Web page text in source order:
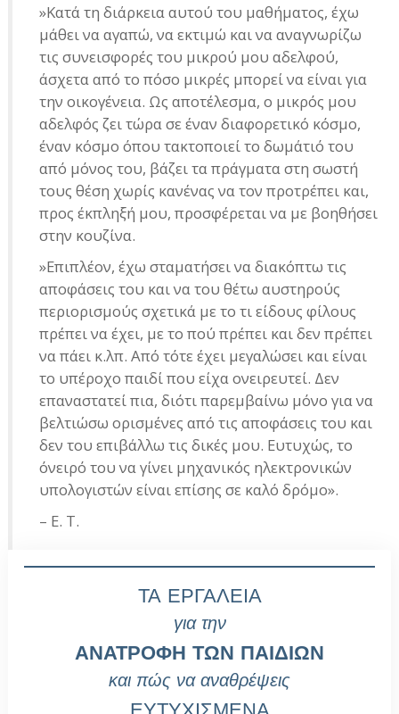
»Κατά τη διάρκεια αυτού του μαθήματος, έχω
μάθει να αγαπώ, να εκτιμώ και να αναγνωρίζω
τις συνεισφορές του μικρού μου αδελφού,
άσχετα από το πόσο μικρές μπορεί να είναι για
την οικογένεια. Ως αποτέλεσμα, ο μικρός μου
αδελφός ζει τώρα σε έναν διαφορετικό κόσμο,
έναν κόσμο όπου τακτοποιεί το δωμάτιό του
από μόνος του, βάζει τα πράγματα στη σωστή
τους θέση χωρίς κανένας να τον προτρέπει και,
προς έκπληξή μου, προσφέρεται να με βοηθήσει
στην κουζίνα.
»Επιπλέον, έχω σταματήσει να διακόπτω τις
αποφάσεις του και να του θέτω αυστηρούς
περιορισμούς σχετικά με το τι είδους φίλους
πρέπει να έχει, με το πού πρέπει και δεν πρέπει
να πάει κ.λπ. Από τότε έχει μεγαλώσει και είναι
το υπέροχο παιδί που είχα ονειρευτεί. Δεν
επαναστατεί πια, διότι παρεμβαίνω μόνο για να
βελτιώσω ορισμένες από τις αποφάσεις του και
δεν του επιβάλλω τις δικές μου. Ευτυχώς, το
όνειρό του να γίνει μηχανικός ηλεκτρονικών
υπολογιστών είναι επίσης σε καλό δρόμο».
– E. T.
ΤΑ ΕΡΓΑΛΕΙΑ
για την
ΑΝΑΤΡΟΦΗ ΤΩΝ ΠΑΙΔΙΩΝ
και πώς να αναθρέψεις